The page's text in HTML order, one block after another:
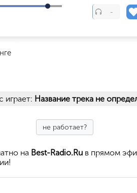
-
играет: Название трека не
не работает?
на Best-Radio.Ru в прямом